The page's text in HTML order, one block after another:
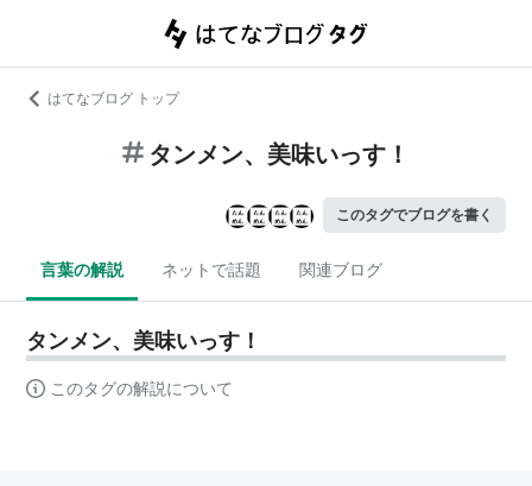
はてなブログ トップ
タンメン、美味いっす！
このタグでブログを書く
言葉の解説 ネットで話題 関連ブログ
タンメン、美味いっす！
このタグの解説について